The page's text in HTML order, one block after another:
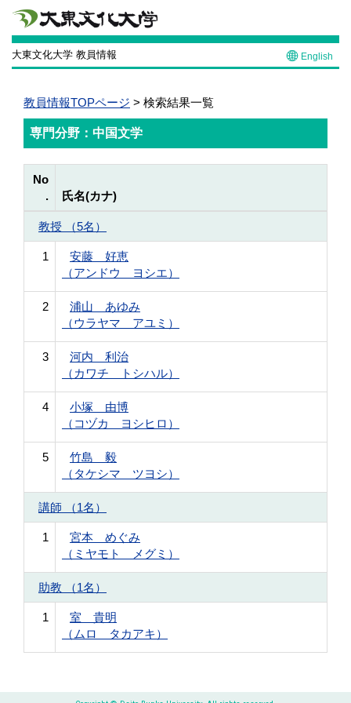
大東文化大学 教員情報 English
教員情報TOPページ > 検索結果一覧
専門分野：中国文学
No
.
氏名(カナ)
教授 （5名）
1
安藤 好恵
（アンドウ ヨシエ）
2
浦山 あゆみ
（ウラヤマ アユミ）
3
河内 利治
（カワチ トシハル）
4
小塚 由博
（コヅカ ヨシヒロ）
5
竹島 毅
（タケシマ ツヨシ）
講師 （1名）
1
宮本 めぐみ
（ミヤモト メグミ）
助教 （1名）
1
室 貴明
（ムロ タカアキ）